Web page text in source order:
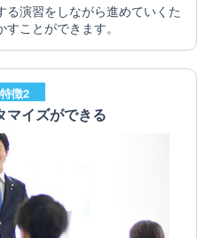
演習をしながら進めていくた
ことができます。
特徴2
マイズができる